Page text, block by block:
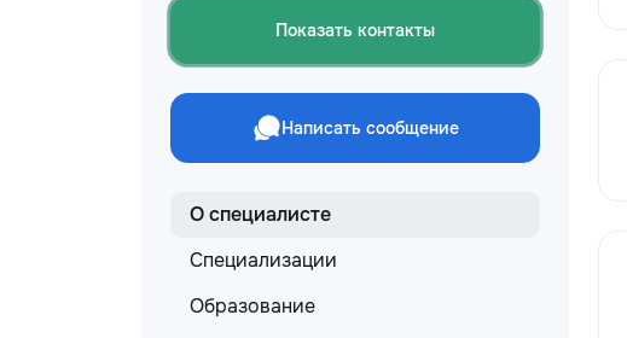
Показать контакты
Написать сообщение
О специалисте
Специализации
Образование